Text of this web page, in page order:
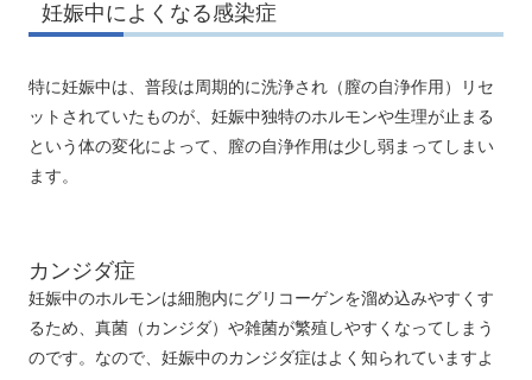
妊娠中によくなる感染症
特に妊娠中は、普段は周期的に洗浄され（膣の自浄作用）リセ
ットされていたものが、妊娠中独特のホルモンや生理が止まる
という体の変化によって、膣の自浄作用は少し弱まってしまい
ます。
カンジダ症
妊娠中のホルモンは細胞内にグリコーゲンを溜め込みやすくす
るため、真菌（カンジダ）や雑菌が繁殖しやすくなってしまう
のです。なので、妊娠中のカンジダ症はよく知られていますよ